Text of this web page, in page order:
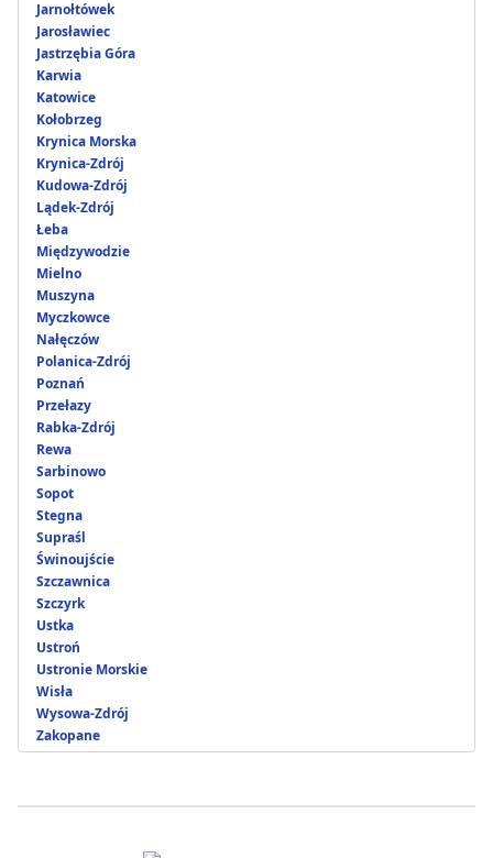
Jarnołtówek
Jarosławiec
Jastrzębia Góra
Karwia
Katowice
Kołobrzeg
Krynica Morska
Krynica-Zdrój
Kudowa-Zdrój
Lądek-Zdrój
Łeba
Międzywodzie
Mielno
Muszyna
Myczkowce
Nałęczów
Polanica-Zdrój
Poznań
Przełazy
Rabka-Zdrój
Rewa
Sarbinowo
Sopot
Stegna
Supraśl
Świnoujście
Szczawnica
Szczyrk
Ustka
Ustroń
Ustronie Morskie
Wisła
Wysowa-Zdrój
Zakopane